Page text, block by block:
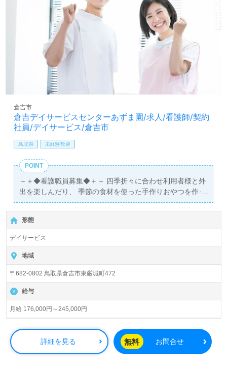
倉吉デイサービスセンターあずま園/求人/看護師/契約
社員/デイサービス/倉吉市
倉吉市
鳥取県 未経験歓迎
POINT
～＋◆看護職員募集◆＋～ 四季折々に合わせ利用者様と外
出を楽しんだり、 季節の食材を使った手作りおやつを作っ
たりと、様々なイベントが盛りだくさん！ ご利用者と職員
がともに楽しく過ごしている、アットホームな職場です♪
形態
デイサービス
地域
〒682-0802 鳥取県倉吉市東厳城町472
給与
月給 176,000円～245,000円
詳細を見る 無料 お問合せ